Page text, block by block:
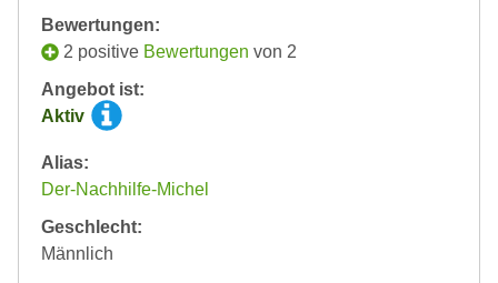
Bewertungen:
2 positive Bewertungen von 2
Angebot ist:
Aktiv
Alias:
Der-Nachhilfe-Michel
Geschlecht:
Männlich